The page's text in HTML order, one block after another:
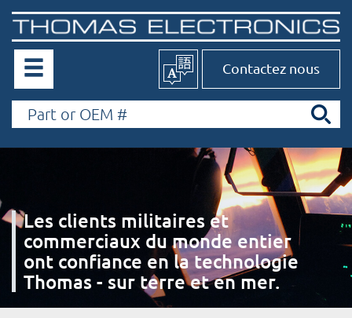
Contactez nous
Les clients militaires et
commerciaux du monde entier
ont confiance en la technologie
Thomas - sur terre et en mer.